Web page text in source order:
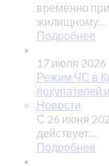
временно
жилищному…
Подробнее
17 июля 2026
Режим ЧС в
покупателей
Новости
С 26 июня
действует…
Подробнее